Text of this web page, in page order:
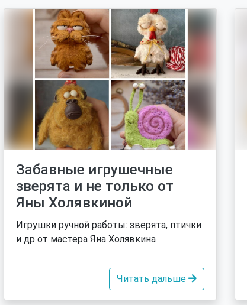
Забавные игрушечные
зверята и не только от
Яны Холявкиной
Игрушки ручной работы: зверята, птички
и др от мастера Яна Холявкина
Читать дальше